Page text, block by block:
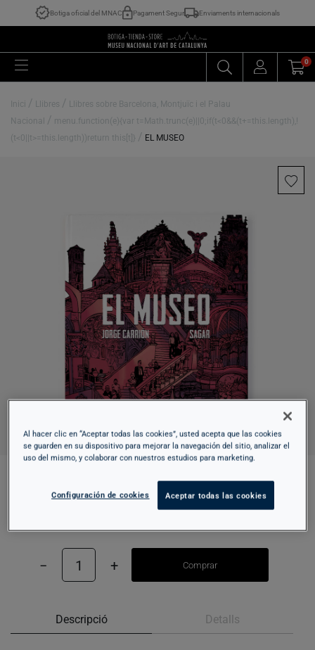
Botiga oficial del MNAC Pagament Segur Enviaments internacionals
0
Inici / Llibres / Llibres sobre Barcelona, Montjuïc i el Palau
Nacional / menu.function(e){var t=Math.trunc(e)||0;if(t<0&&(t+=this.length),!
(t<0||t>=this.length))return this[t]} / EL MUSEO
EL MUSEO
− 1 + Comprar
Descripció Detalls
Al hacer clic en “Aceptar todas las cookies”, usted acepta que las cookies
se guarden en su dispositivo para mejorar la navegación del sitio, analizar el
uso del mismo, y colaborar con nuestros estudios para marketing.
Configuración de cookies Aceptar todas las cookies